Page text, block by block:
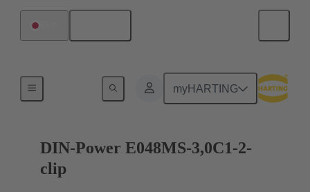
myHARTING
マザーボード ツー ドーターカード接続
DIN-Power E048MS-3,0C1-2-
clip